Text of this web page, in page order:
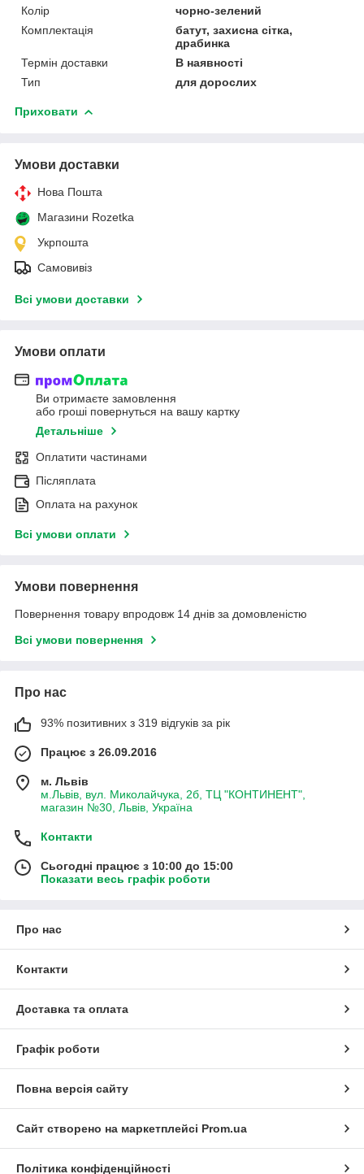
Колір
чорно-зелений
Комплектація
батут, захисна сітка,
драбинка
Термін доставки
В наявності
Тип
для дорослих
Приховати
Умови доставки
Нова Пошта
Магазини Rozetka
Укрпошта
Самовивіз
Всі умови доставки
Умови оплати
Ви отримаєте замовлення
або гроші повернуться на вашу картку
Детальніше
Оплатити частинами
Післяплата
Оплата на рахунок
Всі умови оплати
Умови повернення
Повернення товару впродовж 14 днів за домовленістю
Всі умови повернення
Про нас
93% позитивних з 319 відгуків за рік
Працює з 26.09.2016
м. Львів
м.Львів, вул. Миколайчука, 2б, ТЦ "КОНТИНЕНТ",
магазин №30, Львів, Україна
Контакти
Сьогодні працює з 10:00 до 15:00
Показати весь графік роботи
Про нас
Контакти
Доставка та оплата
Графік роботи
Повна версія сайту
Сайт створено на маркетплейсі Prom.ua
Політика конфіденційності